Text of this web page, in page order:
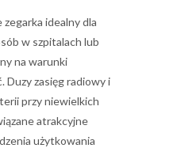
idealny dla
w szpitalach lub
na warunki
Duzy zasięg radiowy i
przy niewielkich
atrakcyjne
użytkowania